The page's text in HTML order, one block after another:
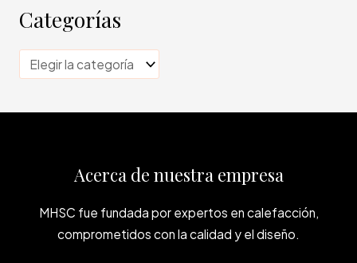
c
r
Categorías
t
Acerca de nuestra empresa
MHSC fue fundada por expertos en calefacción,
comprometidos con la calidad y el diseño.